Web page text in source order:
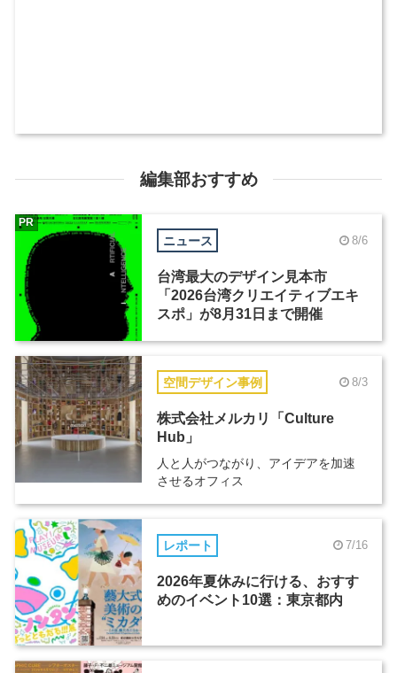
編集部おすすめ
ニュース 8/6
台湾最大のデザイン見本市
「2026台湾クリエイティブエキ
スポ」が8月31日まで開催
PR
空間デザイン事例 8/3
株式会社メルカリ「Culture
Hub」
人と人がつながり、アイデアを加速
させるオフィス
レポート 7/16
2026年夏休みに行ける、おすす
めのイベント10選：東京都内